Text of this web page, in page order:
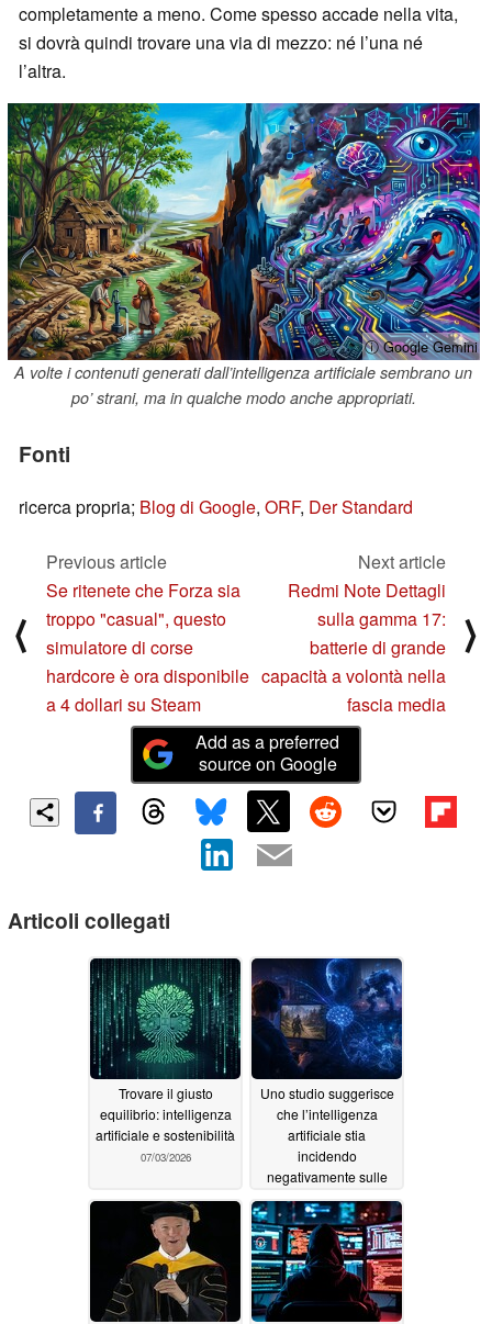
completamente a meno. Come spesso accade nella vita,
si dovrà quindi trovare una via di mezzo: né l’una né
l’altra.
ⓘ Google Gemini
A volte i contenuti generati dall’intelligenza artificiale sembrano un
po’ strani, ma in qualche modo anche appropriati.
Fonti
ricerca propria; Blog di Google, ORF, Der Standard
⟨
Previous article
Se ritenete che Forza sia
troppo "casual", questo
simulatore di corse
hardcore è ora disponibile
a 4 dollari su Steam
Next article
Redmi Note Dettagli
sulla gamma 17:
batterie di grande
capacità a volontà nella
fascia media
⟩
Add as a preferred
source on Google
Articoli collegati
Trovare il giusto
equilibrio: intelligenza
artificiale e sostenibilità
07/03/2026
Uno studio suggerisce
che l’intelligenza
artificiale stia
incidendo
negativamente sulle
vendite dei videogiochi
06/26/2026